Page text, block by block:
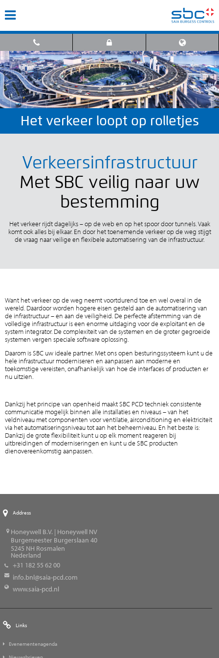
Het verkeer loopt op rolletjes
Verkeersinfrastructuur
Met SBC veilig naar uw
bestemming
Het verkeer rijdt dagelijks – op de web en op het spoor door tunnels. Vaak
komt ook alles bij elkaar. En door het toenemende verkeer op de weg stijgt
de vraag naar veilige en flexibele automatisering van de infrastructuur.
Want het verkeer op de weg neemt voortdurend toe en wel overal in de
wereld. Daardoor worden hogere eisen gesteld aan de automatisering van
de infrastructuur – en aan de veiligheid. De perfecte afstemming van de
volledige infrastructuur is een enorme uitdaging voor de exploitant en de
system integrator. De complexiteit van de systemen en de groter gegroeide
systemen vergen speciale software oplossing.
Daarom is SBC uw ideale partner. Met ons open besturingssysteem kunt u de
hele infrastructuur moderniseren en aanpassen aan moderne en
toekomstige vereisten, onafhankelijk van hoe de interfaces of producten er
nu uitzien.
Dankzij het principe van openheid maakt SBC PCD techniek consistente
communicatie mogelijk binnen alle installaties en niveaus – van het
veldniveau met componenten voor ventilatie, airconditioning en elektriciteit
via het automatiseringsniveau tot aan het beheerniveau. En het beste is:
Dankzij de grote flexibiliteit kunt u op elk moment reageren bij
uitbreidingen of moderniseringen en kunt u de SBC producten
dienovereenkomstig aanpassen.
Address
Honeywell B.V. | Honeywell NV
Burgemeester Burgerslaan 40
5245 NH Rosmalen
Nederland
+31 182 55 62 00
info.bnl@saia-pcd.com
www.saia-pcd.nl
Links
Evenementenagenda